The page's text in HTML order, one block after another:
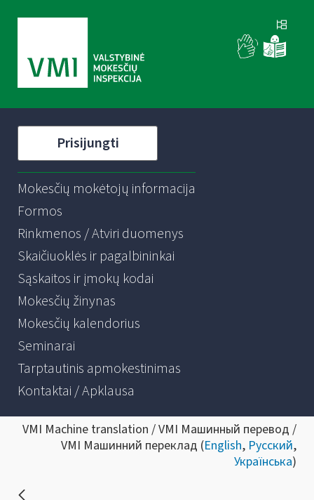
Prisijungti
Mokesčių mokėtojų informacija
Formos
Rinkmenos / Atviri duomenys
Skaičiuoklės ir pagalbininkai
Sąskaitos ir įmokų kodai
Mokesčių žinynas
Mokesčių kalendorius
Seminarai
Tarptautinis apmokestinimas
Kontaktai / Apklausa
VMI Machine translation / VMI Машинный перевод /
VMI Машинний переклад (English, Русский,
Українська)